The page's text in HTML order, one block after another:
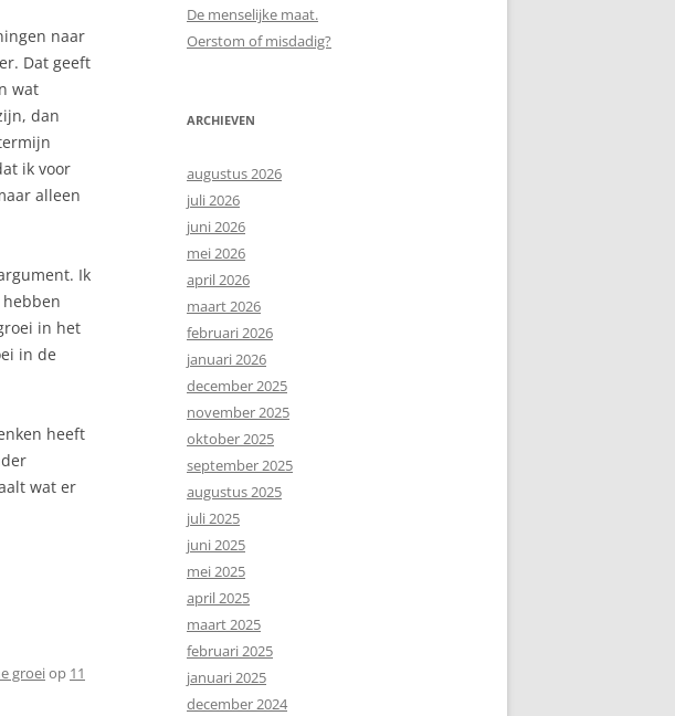
naar
Dat geeft
wat
dan
ik voor
alleen
Ik
in het
in de
heeft
wat er
groeiop 11
De menselijke maat.
Oerstom of misdadig?
ARCHIEVEN
augustus 2026
juli 2026
juni 2026
mei 2026
april 2026
maart 2026
februari 2026
januari 2026
december 2025
november 2025
oktober 2025
september 2025
augustus 2025
juli 2025
juni 2025
mei 2025
april 2025
maart 2025
februari 2025
januari 2025
december 2024